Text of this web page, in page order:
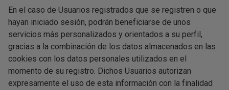
En el caso de Usuarios registrados que se registren o que
hayan iniciado sesión, podrán beneficiarse de unos
servicios más personalizados y orientados a su perfil,
gracias a la combinación de los datos almacenados en las
cookies con los datos personales utilizados en el
momento de su registro. Dichos Usuarios autorizan
expresamente el uso de esta información con la finalidad